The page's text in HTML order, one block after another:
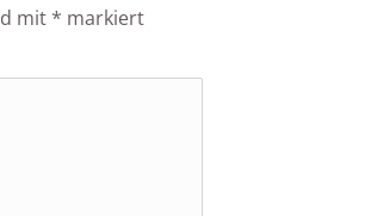
mit * markiert